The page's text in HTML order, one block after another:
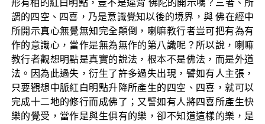
形有相的紅白明點，豈不是違背 佛陀的開示嗎？三者、所
謂的四空、四喜，乃是意識覺知以後的境界，與 佛在經中
所開示真心無覺無知完全顛倒，喇嘛教行者豈可把有為有
作的意識心，當作是無為無作的第八識呢？所以說，喇嘛
教行者觀想明點是真實的說法，根本不是佛法，而是外道
法。因為此過失，衍生了許多過失出現，譬如有人主張，
只要觀想中脈紅白明點升降所產生的四空、四喜，就可以
完成十二地的修行而成佛了；又譬如有人將四喜所產生快
樂的覺受，當作是與生俱有的樂，卻不知道這樣的樂，是